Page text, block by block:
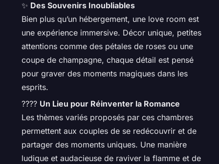
✨ Des Souvenirs Inoubliables
Bien plus qu’un hébergement, une love room est
une expérience immersive. Décor unique, petites
attentions comme des pétales de roses ou une
coupe de champagne, chaque détail est pensé
pour graver des moments magiques dans les
esprits.
???? Un Lieu pour Réinventer la Romance
Les thèmes variés proposés par ces chambres
permettent aux couples de se redécouvrir et de
partager des moments uniques. Une manière
ludique et audacieuse de raviver la flamme et de